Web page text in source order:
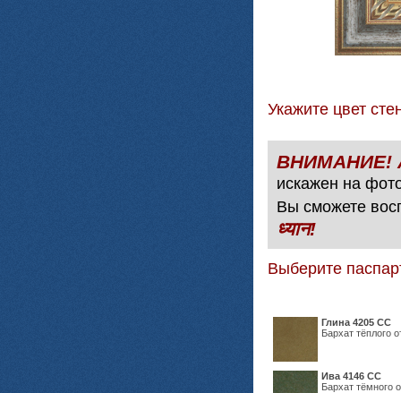
Укажите цвет
искажен на
Вы сможете
ध्यान!
Выберите
Глина 4205 СС
Бархат тёплого
Ива 4146 СС
Бархат тёмного